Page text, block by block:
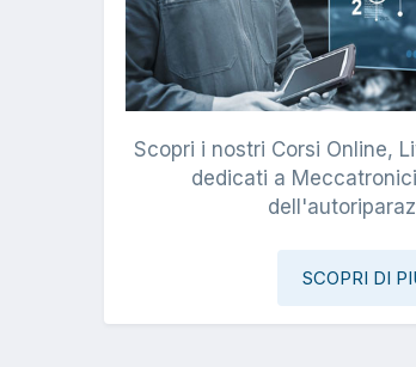
Scopri i nostri Corsi Online,
dedicati a
SCOPRI DI